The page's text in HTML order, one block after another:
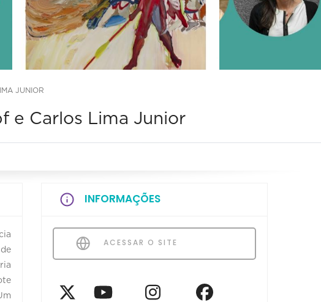
JUNIOR
e Carlos Lima Junior
INFORMAÇÕES
ACESSAR O SITE